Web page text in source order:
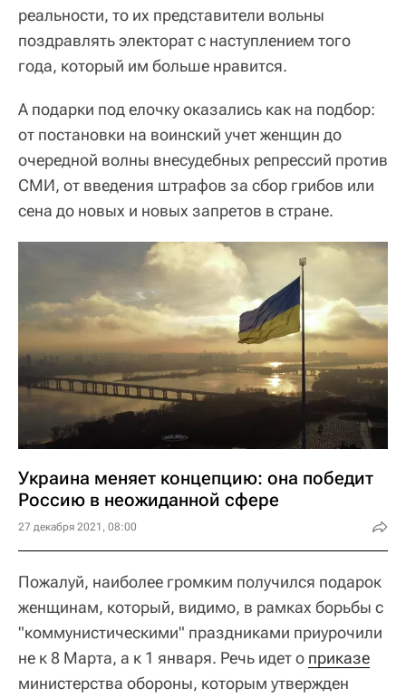
реальности, то их представители вольны
поздравлять электорат с наступлением того
года, который им больше нравится.
А подарки под елочку оказались как на подбор:
от постановки на воинский учет женщин до
очередной волны внесудебных репрессий против
СМИ, от введения штрафов за сбор грибов или
сена до новых и новых запретов в стране.
Украина меняет концепцию: она победит
Россию в неожиданной сфере
27 декабря 2021, 08:00
Пожалуй, наиболее громким получился подарок
женщинам, который, видимо, в рамках борьбы с
"коммунистическими" праздниками приурочили
не к 8 Марта, а к 1 января. Речь идет о приказе
министерства обороны, которым утвержден